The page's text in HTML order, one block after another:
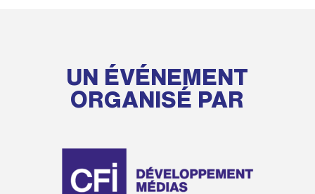
UN ÉVÉNEMENT
ORGANISÉ PAR